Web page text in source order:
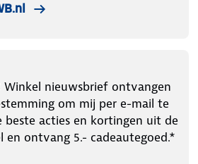
Winkel nieuwsbrief ontvangen
om mij per e-mail te
beste acties en kortingen uit de
en ontvang 5.- cadeautegoed.*